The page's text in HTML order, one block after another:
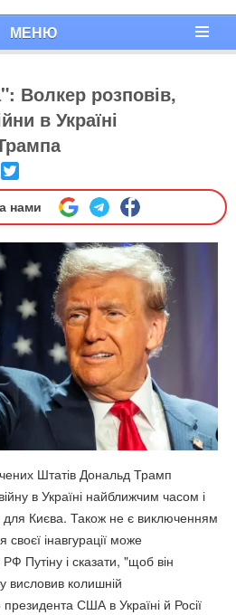
МЕНЮ
Волкер розповів,
в Україні
нами
Штатів Дональд Трамп
в Україні найближчим часом і
Києва. Також не є виключенням
інавгурації може
Путіну і сказати, "щоб він
висловив колишній
США в Україні й Росії